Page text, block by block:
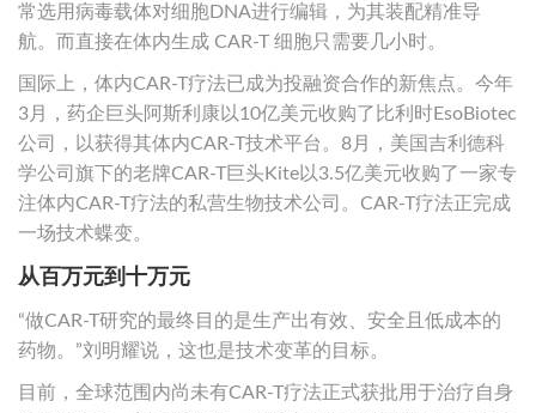
常选用病毒载体对细胞DNA进行编辑，为其装配精准导
航。而直接在体内生成 CAR-T 细胞只需要几小时。
国际上，体内CAR-T疗法已成为投融资合作的新焦点。今年
3月，药企巨头阿斯利康以10亿美元收购了比利时EsoBiotec
公司，以获得其体内CAR-T技术平台。8月，美国吉利德科
学公司旗下的老牌CAR-T巨头Kite以3.5亿美元收购了一家专
注体内CAR-T疗法的私营生物技术公司。CAR-T疗法正完成
一场技术蝶变。
从百万元到十万元
“做CAR-T研究的最终目的是生产出有效、安全且低成本的
药物。”刘明耀说，这也是技术变革的目标。
目前，全球范围内尚未有CAR-T疗法正式获批用于治疗自身